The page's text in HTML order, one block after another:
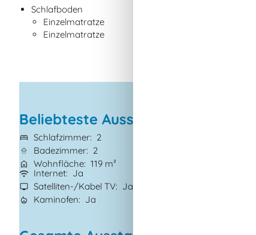
Schlafboden
Einzelmatratze
Einzelmatratze
Beliebteste Ausstattungen
Schlafzimmer
2
Badezimmer
2
Wohnfläche 119 m²
Internet
Ja
Satelliten-/Kabel TV
Ja
Kaminofen
Ja